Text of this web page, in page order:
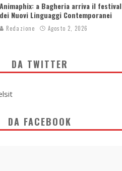
Animaphix: a Bagheria arriva il festival
dei Nuovi Linguaggi Contemporanei
Redazione Agosto 2, 2026
DA TWITTER
DA FACEBOOK